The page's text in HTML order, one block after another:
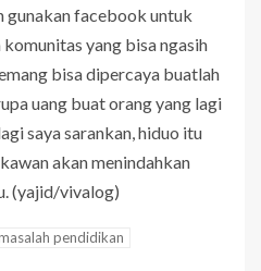
gunakan facebook untuk
yang bisa ngasih
bisa dipercaya buatlah
uang buat orang yang lagi
saya sarankan, hiduo itu
akan menindahkan
(yajid/vivalog)
pendidikan